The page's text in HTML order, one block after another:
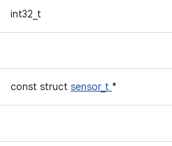
int32_t
const struct sensor_t *